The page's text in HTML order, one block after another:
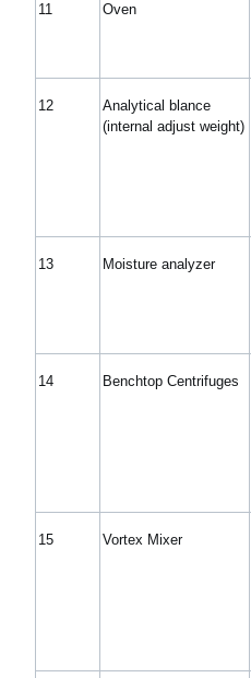
11 Oven
12
Analytical blance
(internal adjust weight)
13 Moisture analyzer
14 Benchtop Centrifuges
15 Vortex Mixer